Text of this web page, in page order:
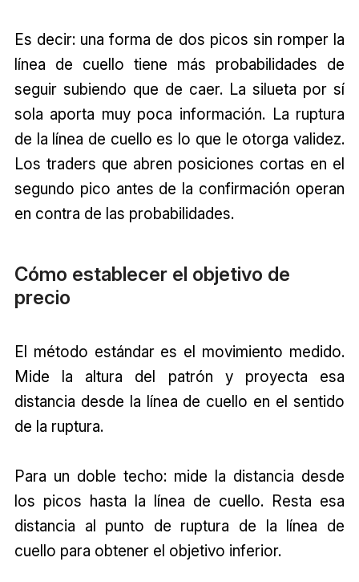
Es decir: una forma de dos picos sin romper la
línea de cuello tiene más probabilidades de
seguir subiendo que de caer. La silueta por sí
sola aporta muy poca información. La ruptura
de la línea de cuello es lo que le otorga validez.
Los traders que abren posiciones cortas en el
segundo pico antes de la confirmación operan
en contra de las probabilidades.
Cómo establecer el objetivo de
precio
El método estándar es el movimiento medido.
Mide la altura del patrón y proyecta esa
distancia desde la línea de cuello en el sentido
de la ruptura.
Para un doble techo: mide la distancia desde
los picos hasta la línea de cuello. Resta esa
distancia al punto de ruptura de la línea de
cuello para obtener el objetivo inferior.